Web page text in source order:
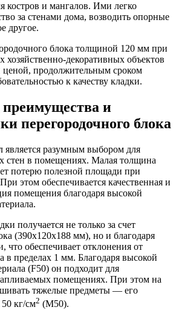
костров и мангалов. Ими легко
за стенами дома, возводить опорные
другое.
блока толщиной 120 мм при
хозяйственно-декоративных объектов
ценой, продолжительным сроком
к качеству кладки.
преимущества и
перегородочного блока
является разумным выбором для
стен в помещениях. Малая толщина
потерю полезной площади при
этом обеспечивается качественная и
помещения благодаря высокой
получается не только за счет
(390х120х188 мм), но и благодаря
что обеспечивает отклонения от
в пределах 1 мм. Благодаря высокой
(F50) он подходит для
помещениях. При этом на
тяжелые предметы — его
50 кг/см2 (М50).